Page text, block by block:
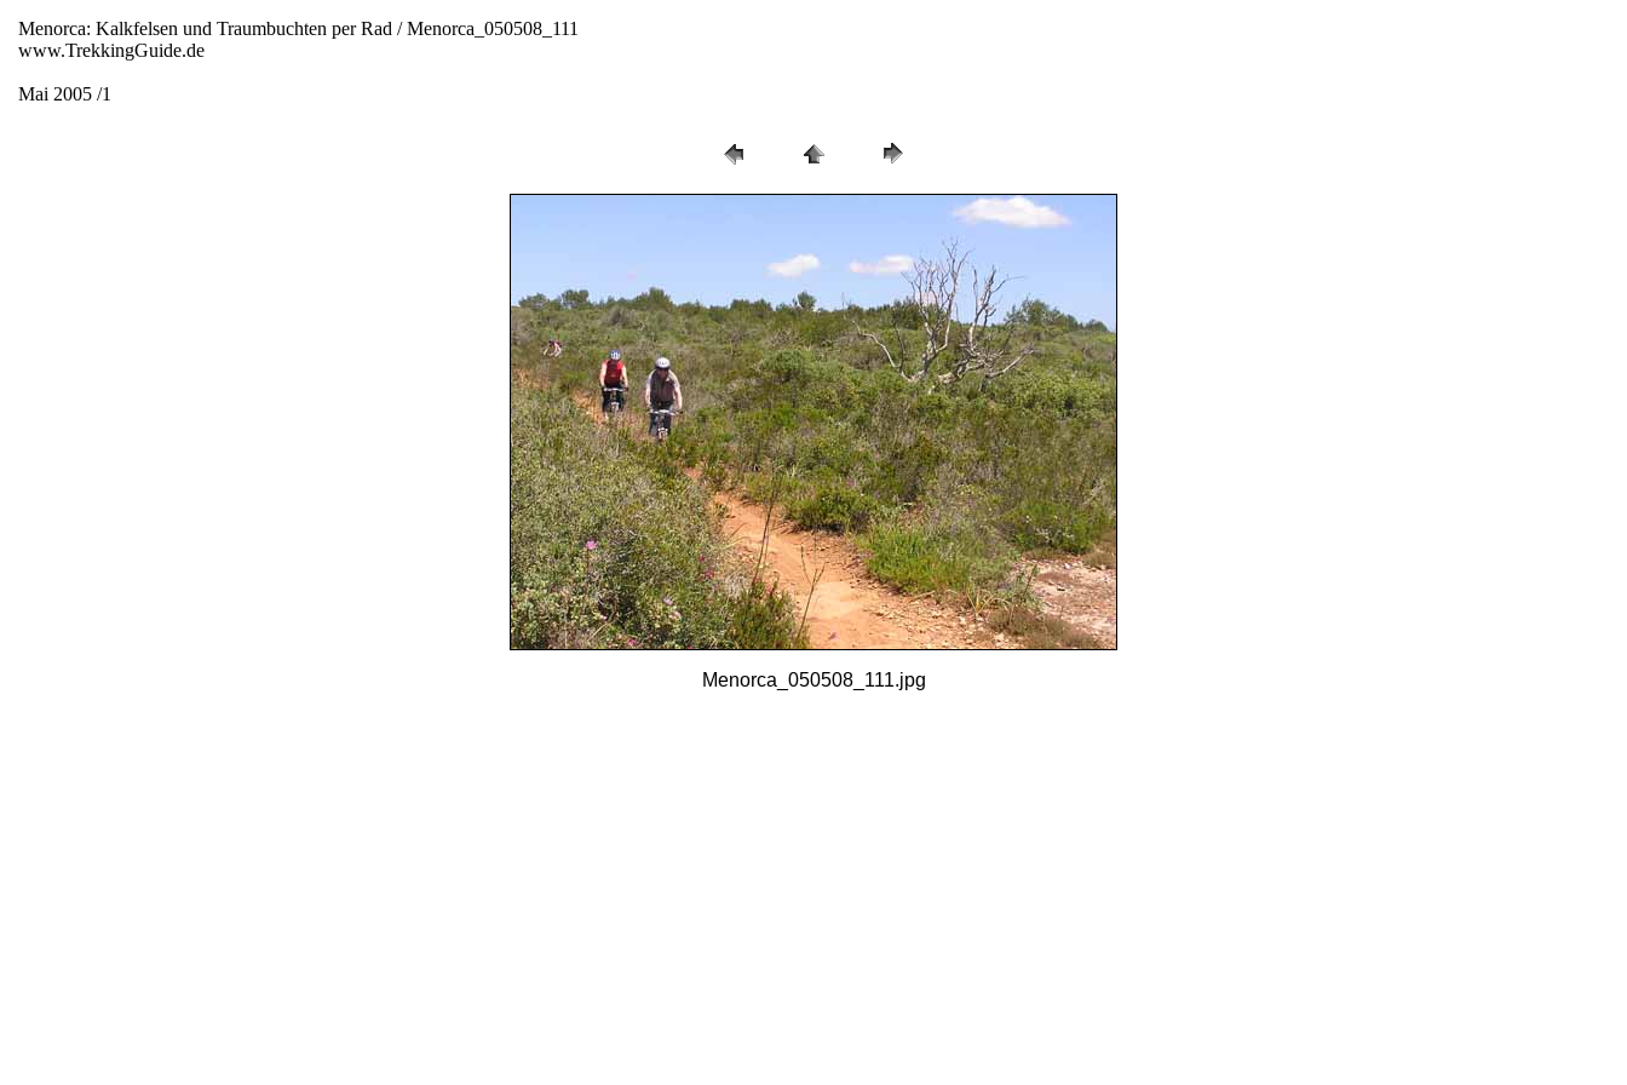
Menorca: Kalkfelsen und Traumbuchten per Rad / Menorca_050508_111
www.TrekkingGuide.de
Mai 2005 /1
Menorca_050508_111.jpg